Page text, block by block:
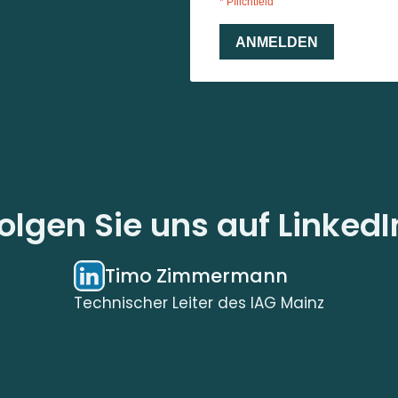
Sie uns auf
Timo Zimmermann
Technischer Leiter des IAG Mainz